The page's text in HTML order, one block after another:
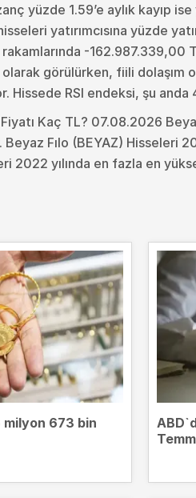
yüzde 1.59’e aylık kayıp
yatırımcısına yüzde
-162.987.339,00
görülürken, fiili dolaşım
Hissede RSI endeksi, şu
Kaç TL? 07.08.2026
Fılo (BEYAZ) Hisseleri
2022 yılında en fazla en
milyon 673 bin